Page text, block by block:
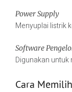
Power Supply
Menyuplai listrik
Software
Digunakan untuk
Cara